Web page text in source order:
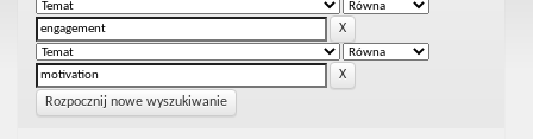
Rozpocznij nowe wyszukiwanie